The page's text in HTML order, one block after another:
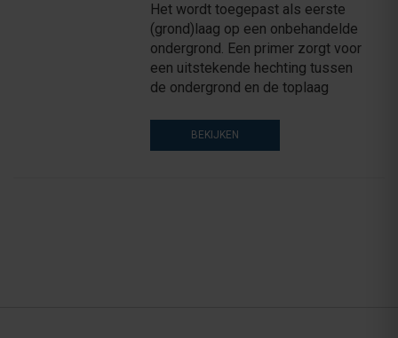
Het wordt toegepast als eerste
(grond)laag op een onbehandelde
ondergrond. Een primer zorgt voor
een uitstekende hechting tussen
de ondergrond en de toplaag
BEKIJKEN